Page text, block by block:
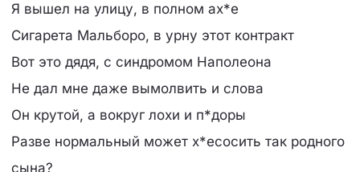
Я вышел на улицу, в полном ах*е
Сигарета Мальборо, в урну этот контракт
Вот это дядя, с синдромом Наполеона
Не дал мне даже вымолвить и слова
Он крутой, а вокруг лохи и п*доры
Разве нормальный может х*есосить так родного
сына?